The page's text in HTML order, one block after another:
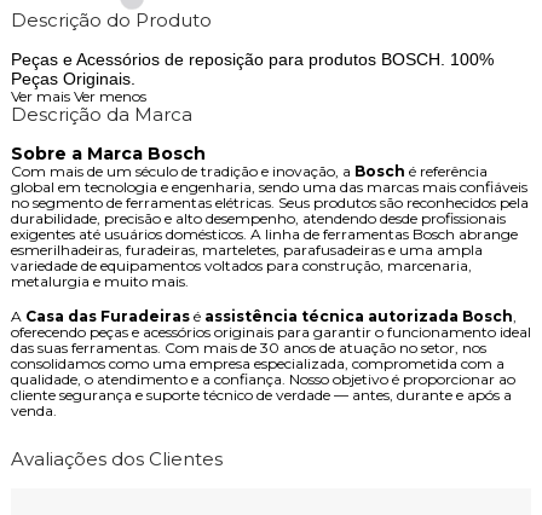
Descrição do Produto
Peças e Acessórios de reposição para produtos BOSCH. 100%
Peças Originais.
Ver mais Ver menos
Descrição da Marca
Sobre a Marca Bosch
Com mais de um século de tradição e inovação, a Bosch é referência
global em tecnologia e engenharia, sendo uma das marcas mais confiáveis
no segmento de ferramentas elétricas. Seus produtos são reconhecidos pela
durabilidade, precisão e alto desempenho, atendendo desde profissionais
exigentes até usuários domésticos. A linha de ferramentas Bosch abrange
esmerilhadeiras, furadeiras, marteletes, parafusadeiras e uma ampla
variedade de equipamentos voltados para construção, marcenaria,
metalurgia e muito mais.
A Casa das Furadeirasé assistência técnica autorizada Bosch
oferecendo peças e acessórios originais para garantir o funcionamento ideal
das suas ferramentas. Com mais de 30 anos de atuação no setor, nos
consolidamos como uma empresa especializada, comprometida com a
qualidade, o atendimento e a confiança. Nosso objetivo é proporcionar ao
cliente segurança e suporte técnico de verdade — antes, durante e após a
venda.
Avaliações dos Clientes